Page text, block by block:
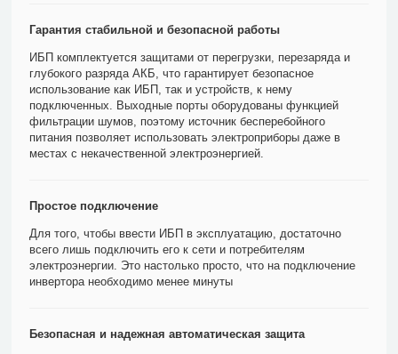
Гарантия стабильной и безопасной работы
ИБП комплектуется защитами от перегрузки, перезаряда и
глубокого разряда АКБ, что гарантирует безопасное
использование как ИБП, так и устройств, к нему
подключенных. Выходные порты оборудованы функцией
фильтрации шумов, поэтому источник бесперебойного
питания позволяет использовать электроприборы даже в
местах с некачественной электроэнергией.
Простое подключение
Для того, чтобы ввести ИБП в эксплуатацию, достаточно
всего лишь подключить его к сети и потребителям
электроэнергии. Это настолько просто, что на подключение
инвертора необходимо менее минуты
Безопасная и надежная автоматическая защита